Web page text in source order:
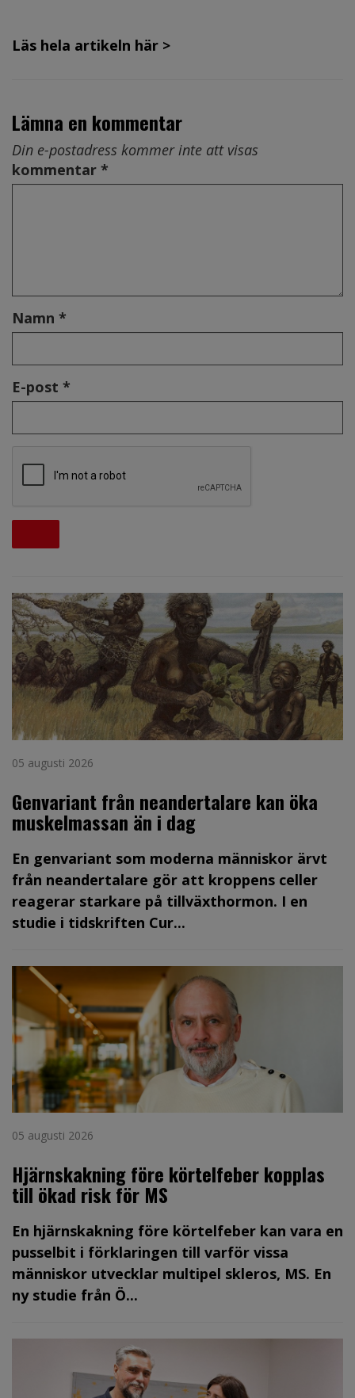
Läs hela artikeln här >
Lämna en kommentar
Din e-postadress kommer inte att visas
kommentar *
Namn *
E-post *
05 augusti 2026
Genvariant från neandertalare kan öka
muskelmassan än i dag
En genvariant som moderna människor ärvt
från neandertalare gör att kroppens celler
reagerar starkare på tillväxthormon. I en
studie i tidskriften Cur...
05 augusti 2026
Hjärnskakning före körtelfeber kopplas
till ökad risk för MS
En hjärnskakning före körtelfeber kan vara en
pusselbit i förklaringen till varför vissa
människor utvecklar multipel skleros, MS. En
ny studie från Ö...